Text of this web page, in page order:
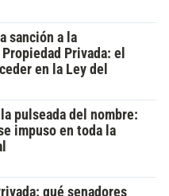
sanción a la
Privada: el
en la Ley del
pulseada del nombre:
impuso en toda la
qué senadores